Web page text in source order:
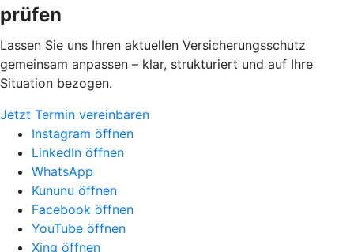
prüfen
Lassen Sie uns Ihren aktuellen Versicherungsschutz
gemeinsam anpassen – klar, strukturiert und auf Ihre
Situation bezogen.
Jetzt Termin vereinbaren
Instagram öffnen
LinkedIn öffnen
WhatsApp
Kununu öffnen
Facebook öffnen
YouTube öffnen
Xing öffnen